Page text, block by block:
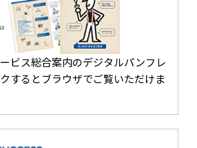
ビス総合案内のデジタルパンフレ
するとブラウザでご覧いただけま